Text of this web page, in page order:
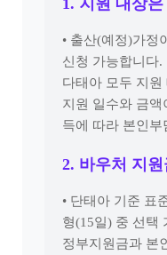
1. 지원 대상
• 출산(예정)가정
신청 가능합니다
다태아 모두 지
지원 일수와 금
득에 따라 본인
2. 바우처 지
• 단태아 기준 표
형(15일) 중 선택
정부지원금과 본